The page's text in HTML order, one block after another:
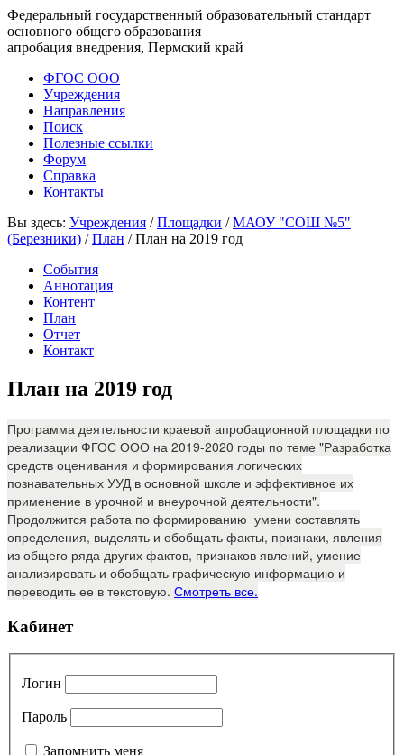
Федеральный государственный образовательный стандарт
основного общего образования
апробация внедрения, Пермский край
ФГОС ООО
Учреждения
Направления
Поиск
Полезные ссылки
Форум
Справка
Контакты
Вы здесь: Учреждения /Площадки /МАОУ "СОШ №5"
(Березники) /План /План на 2019 год
События
Аннотация
Контент
План
Отчет
Контакт
План на 2019 год
Программа деятельности краевой апробационной площадки по
реализации ФГОС ООО на 2019-2020 годы по теме "Разработка
средств оценивания и формирования логических
познавательных УУД в основной школе и эффективное их
применение в урочной и внеурочной деятельности".
Продолжится работа по формированию умени составлять
определения, выделять и обобщать факты, признаки, явления
из общего ряда других фактов, признаков явлений, умение
анализировать и обобщать графическую информацию и
переводить ее в текстовую. Смотреть все.
Кабинет
Логин
Пароль
Запомнить меня